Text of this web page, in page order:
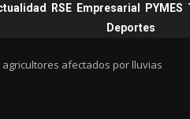
RSE Empresarial PYMES
Deportes
afectados por lluvias